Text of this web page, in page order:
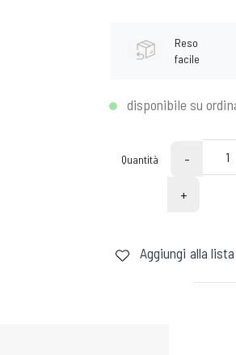
Reso
facile
disponibile su
Quantità
-
+
Aggiungi alla